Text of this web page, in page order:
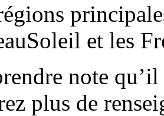
et les
note
plus de